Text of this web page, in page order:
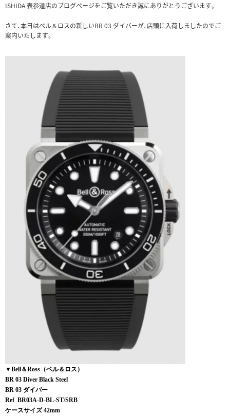
ISHIDA 表参道店のブログページをご覧いただき誠にありがとうございます。
さて、本日はベル＆ロスの新しいBR 03 ダイバーが、店頭に入荷しましたのでご
案内いたします。
▼Bell＆Ross（ベル＆ロス）
BR 03 Diver Black Steel
BR 03 ダイバー
Ref BR03A-D-BL-ST/SRB
ケースサイズ 42mm